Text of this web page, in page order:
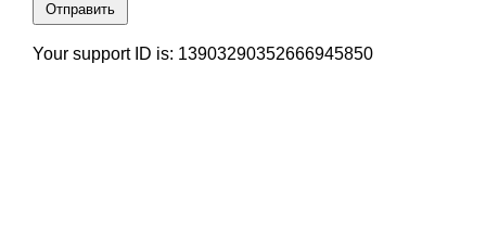
Отправить
Your support ID is: 13903290352666945850